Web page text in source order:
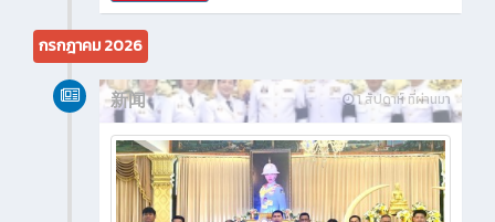
45 0
กรกฎาคม 2026
新闻